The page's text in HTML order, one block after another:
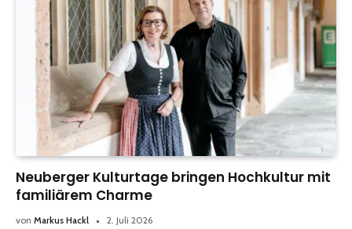
Neuberger Kulturtage bringen Hochkultur mit
familiärem Charme
von Markus Hackl 2. Juli 2026